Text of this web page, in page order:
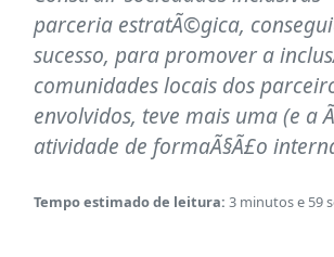
parceria estratÃ©gica,
sucesso, para promover a
comunidades locais dos
envolvidos, teve mais uma (e a
atividade de formaÃ§Ã£o
Tempo estimado de leitura: 3 minutos e 59